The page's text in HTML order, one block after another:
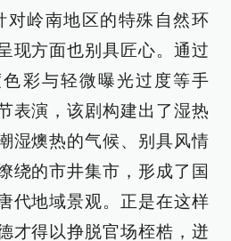
对岭南地区的特殊自然环
现方面也别具匠心。通过
彩与轻微曝光过度等手
表演，该剧构建出了湿热
湿燠热的气候、别具风情
绕的市井集市，形成了国
代地域景观。正是在这样
才得以挣脱官场桎梏，迸